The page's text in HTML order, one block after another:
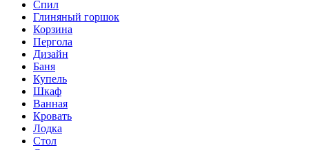
Спил
Глиняный горшок
Корзина
Пергола
Дизайн
Баня
Купель
Шкаф
Ванная
Кровать
Лодка
Стол